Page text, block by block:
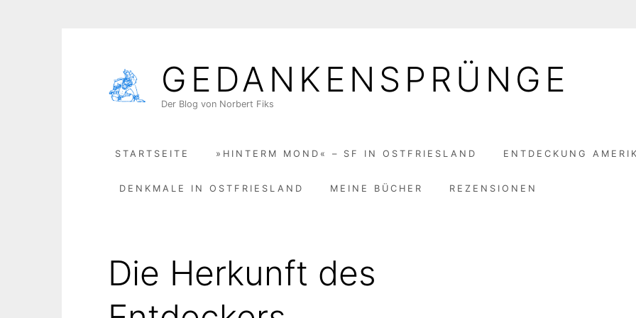
GEDANKENSPRÜNGE
Der Blog von Norbert Fiks
STARTSEITE »HINTERM MOND« – SF IN OSTFRIESLAND ENTDECKUNG
DENKMALE IN OSTFRIESLAND MEINE BÜCHER REZENSIONEN
Die Herkunft des